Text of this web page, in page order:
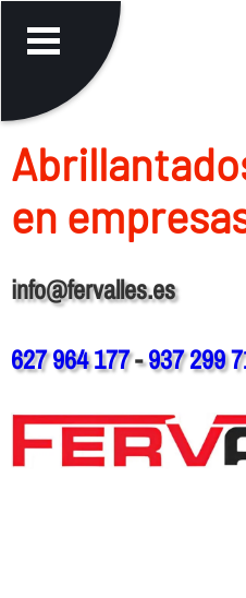
en
info@fervalles.es
627 964 177-937 299